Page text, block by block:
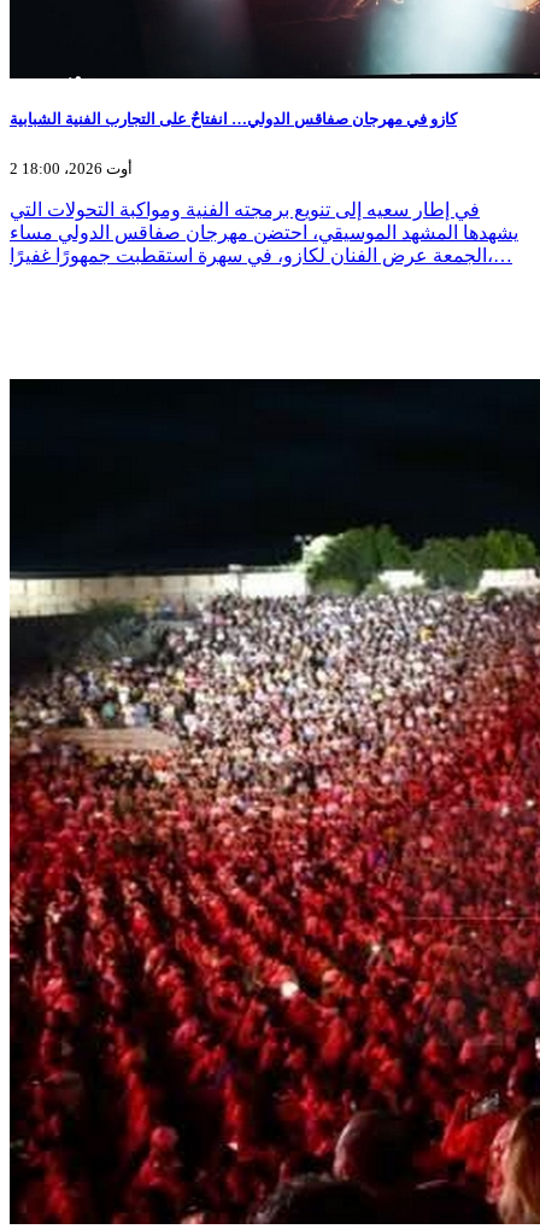
كازو في مهرجان صفاقس الدولي… انفتاحٌ على التجارب الفنية الشبابية
2 أوت 2026، 18:00
في إطار سعيه إلى تنويع برمجته الفنية ومواكبة التحولات التي
يشهدها المشهد الموسيقي، احتضن مهرجان صفاقس الدولي مساء
الجمعة عرض الفنان لكازو، في سهرة استقطبت جمهورًا غفيرًا،…